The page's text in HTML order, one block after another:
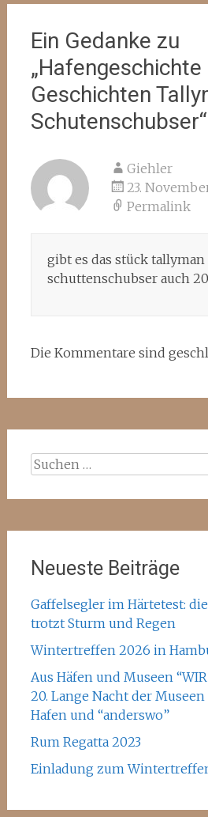
Ein Gedanke zu
„Hafengeschichte
Geschichten
Schutenschubser“
Giehler
23.
Permalink
gibt es das stück
schuttenschubser auch
Die Kommentare sind
Suchen
Neueste Beiträge
Gaffelsegler im Härtetest:
trotzt Sturm und Regen
Wintertreffen 2026 in
Aus Häfen und Museen
20. Lange Nacht der
Hafen und “anderswo”
Rum Regatta 2023
Einladung zum